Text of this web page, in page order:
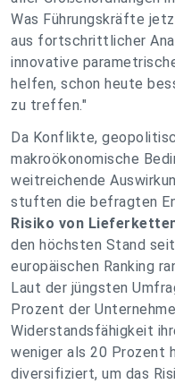
Was Führungskräfte
aus fortschrittlicher
innovative
helfen, schon heute
zu treffen."
Da Konflikte,
makroökonomische
weitreichende
stuften die befragten
Risiko von
den höchsten Stand
europäischen Ranking
Laut der jüngsten
Prozent der
Widerstandsfähigkeit
weniger als 20 Prozent
diversifiziert, um das